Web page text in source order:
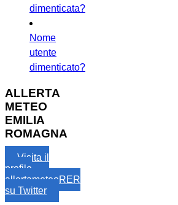
dimenticata?
Nome
utente
dimenticato?
ALLERTA
METEO
EMILIA
ROMAGNA
Visita il
profilo
allertameteoRER
su Twitter